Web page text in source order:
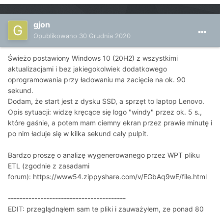
gjon
Opublikowano 30 Grudnia 2020
Świeżo postawiony Windows 10 (20H2) z wszystkimi
aktualizacjami i bez jakiegokolwiek dodatkowego
oprogramowania przy ładowaniu ma zacięcie na ok. 90
sekund.
Dodam, że start jest z dysku SSD, a sprzęt to laptop Lenovo.
Opis sytuacji: widzę kręcące się logo "windy" przez ok. 5 s.,
które gaśnie, a potem mam ciemny ekran przez prawie minutę i
po nim ładuje się w kilka sekund cały pulpit.
Bardzo proszę o analizę wygenerowanego przez WPT pliku
ETL (zgodnie z zasadami
forum): https://www54.zippyshare.com/v/EGbAq9wE/file.html
----------------------------------------
EDIT: przeglądnąłem sam te pliki i zauważyłem, ze ponad 80